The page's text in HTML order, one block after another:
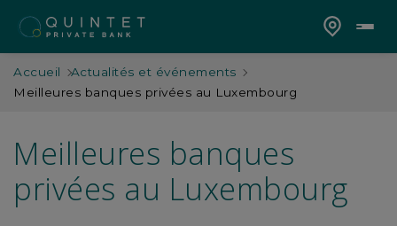
Accueil
Actualités et événements
Meilleures banques privées au Luxembourg
Meilleures banques
privées au Luxembourg